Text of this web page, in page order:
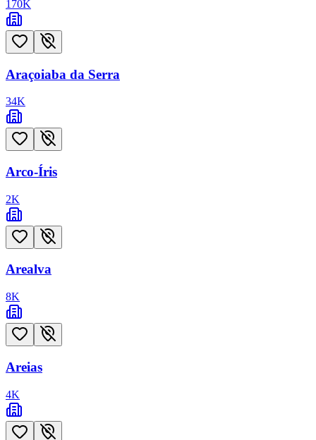
170K
Araçoiaba da Serra
34K
Arco-Íris
2K
Arealva
8K
Areias
4K